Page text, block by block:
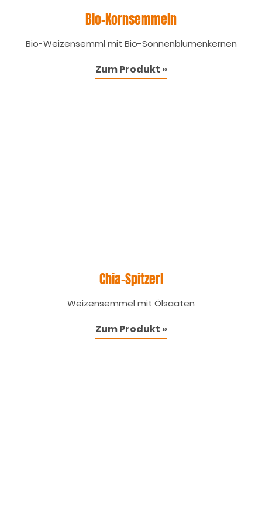
Bio-Kornsemmeln
Bio-Weizensemml mit Bio-Sonnenblumenkernen
Zum Produkt »
Chia-Spitzerl
Weizensemmel mit Ölsaaten
Zum Produkt »